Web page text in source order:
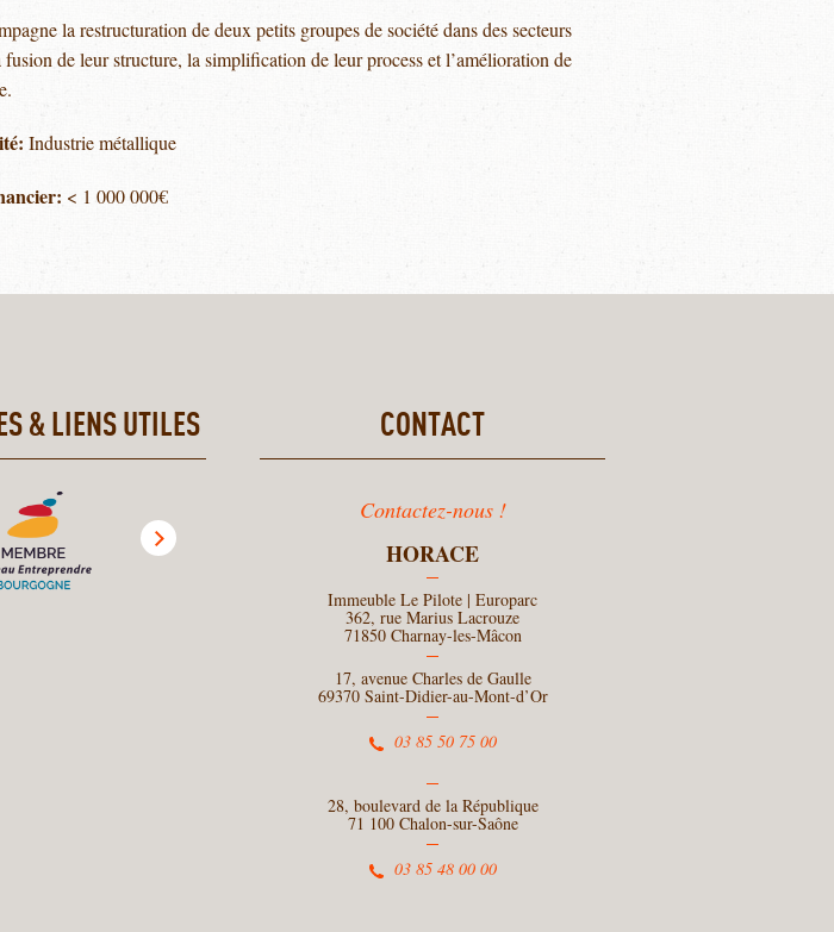
la restructuration de deux petits groupes de société dans des secteurs
de leur structure, la simplification de leur process et l’amélioration de
Industrie métallique
< 1 000 000€
& LIENS UTILES CONTACT
Contactez-nous !
HORACE
Immeuble Le Pilote | Europarc
362, rue Marius Lacrouze
71850 Charnay-les-Mâcon
17, avenue Charles de Gaulle
69370 Saint-Didier-au-Mont-d’Or
03 85 50 75 00
28, boulevard de la République
71 100 Chalon-sur-Saône
03 85 48 00 00